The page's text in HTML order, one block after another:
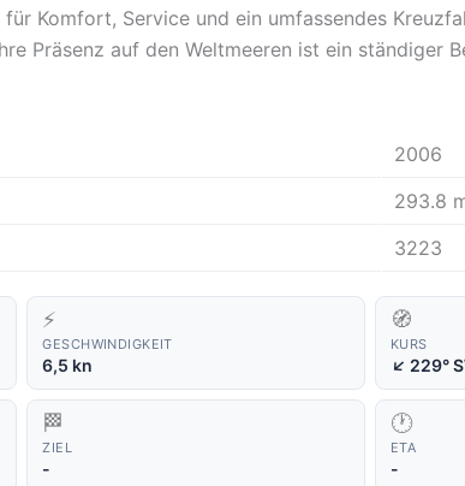
Komfort, Service und ein umfassendes
Präsenz auf den Weltmeeren ist ein ständiger
2006
293.8
3223
⚡
GESCHWINDIGKEIT
6,5 kn
🧭
KURS
↑229°
🏁
ZIEL
-
🕐
ETA
-